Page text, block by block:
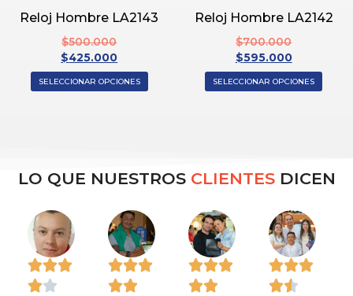
Reloj Hombre LA2143
$500.000
$425.000
SELECCIONAR OPCIONES
Reloj Hombre LA2142
$700.000
$595.000
SELECCIONAR OPCIONES
LO QUE NUESTROS CLIENTESDICEN